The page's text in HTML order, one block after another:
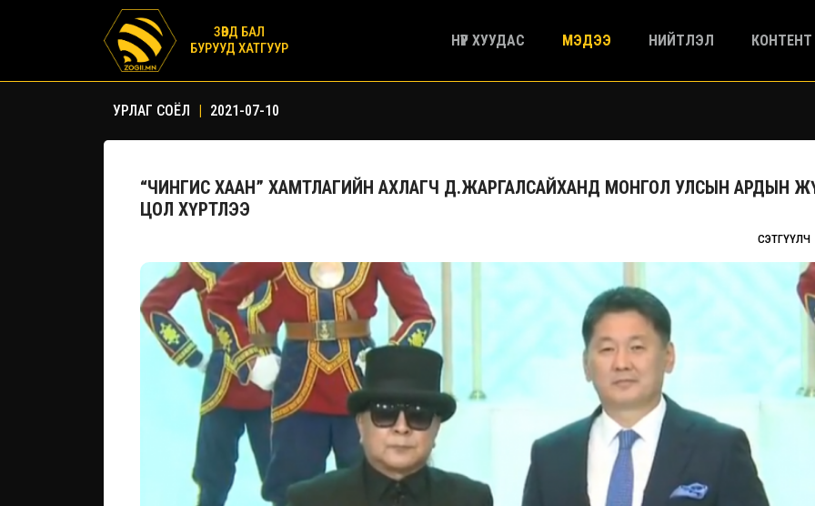
ЗӨВД БАЛ
БУРУУД ХАТГУУР
НҮҮР ХУУДАС МЭДЭЭ НИЙТЛЭЛ КОНТЕНТ
УРЛАГ СОЁЛ | 2021-07-10
“ЧИНГИС ХААН” ХАМТЛАГИЙН АХЛАГЧ Д.ЖАРГАЛСАЙХАНД МОНГОЛ УЛСЫН АРДЫН
ЦОЛ ХҮРТЛЭЭ
СЭТГҮҮЛЧ